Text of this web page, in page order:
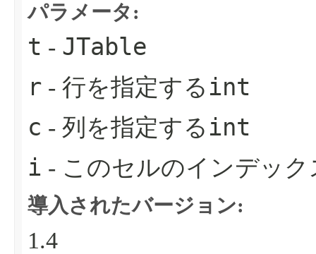
パラメータ:
t - JTable
r - 行を指定する int
c - 列を指定する int
i - このセルのインデッ
導入されたバージョン:
1.4